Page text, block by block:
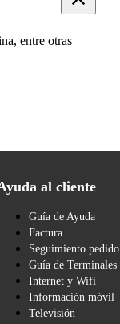
entre otras
al cliente
Guía de Ayuda
Factura
Seguimiento pedido
Guía de Terminales
Internet y Wifi
Información móvil
Televisión